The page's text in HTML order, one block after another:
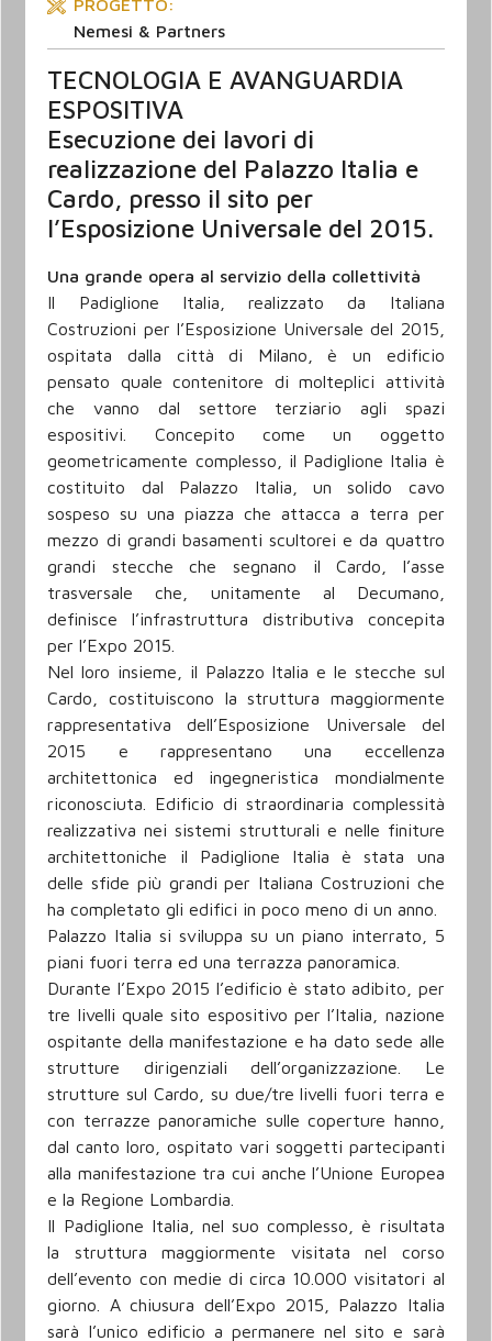
PROGETTO:
Nemesi & Partners
TECNOLOGIA E AVANGUARDIA
ESPOSITIVA
Esecuzione dei lavori di
realizzazione del Palazzo Italia e
Cardo, presso il sito per
l’Esposizione Universale del 2015.
Una grande opera al servizio della collettività
Il Padiglione Italia, realizzato da Italiana
Costruzioni per l’Esposizione Universale del 2015,
ospitata dalla città di Milano, è un edificio
pensato quale contenitore di molteplici attività
che vanno dal settore terziario agli spazi
espositivi. Concepito come un oggetto
geometricamente complesso, il Padiglione Italia è
costituito dal Palazzo Italia, un solido cavo
sospeso su una piazza che attacca a terra per
mezzo di grandi basamenti scultorei e da quattro
grandi stecche che segnano il Cardo, l’asse
trasversale che, unitamente al Decumano,
definisce l’infrastruttura distributiva concepita
per l’Expo 2015.
Nel loro insieme, il Palazzo Italia e le stecche sul
Cardo, costituiscono la struttura maggiormente
rappresentativa dell’Esposizione Universale del
2015 e rappresentano una eccellenza
architettonica ed ingegneristica mondialmente
riconosciuta. Edificio di straordinaria complessità
realizzativa nei sistemi strutturali e nelle finiture
architettoniche il Padiglione Italia è stata una
delle sfide più grandi per Italiana Costruzioni che
ha completato gli edifici in poco meno di un anno.
Palazzo Italia si sviluppa su un piano interrato, 5
piani fuori terra ed una terrazza panoramica.
Durante l’Expo 2015 l’edificio è stato adibito, per
tre livelli quale sito espositivo per l’Italia, nazione
ospitante della manifestazione e ha dato sede alle
strutture dirigenziali dell’organizzazione. Le
strutture sul Cardo, su due/tre livelli fuori terra e
con terrazze panoramiche sulle coperture hanno,
dal canto loro, ospitato vari soggetti partecipanti
alla manifestazione tra cui anche l’Unione Europea
e la Regione Lombardia.
Il Padiglione Italia, nel suo complesso, è risultata
la struttura maggiormente visitata nel corso
dell’evento con medie di circa 10.000 visitatori al
giorno. A chiusura dell’Expo 2015, Palazzo Italia
sarà l’unico edificio a permanere nel sito e sarà